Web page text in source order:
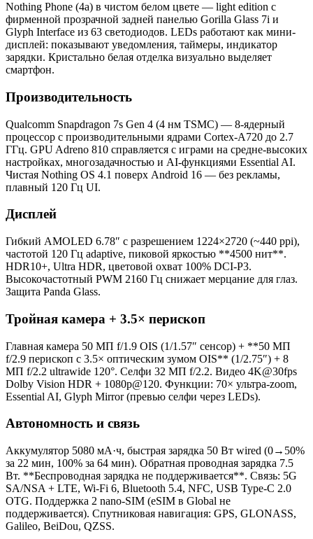
Nothing Phone (4a) в чистом белом цвете — light edition с
фирменной прозрачной задней панелью Gorilla Glass 7i и
Glyph Interface из 63 светодиодов. LEDs работают как мини-
дисплей: показывают уведомления, таймеры, индикатор
зарядки. Кристально белая отделка визуально выделяет
смартфон.
Производительность
Qualcomm Snapdragon 7s Gen 4 (4 нм TSMC) — 8-ядерный
процессор с производительными ядрами Cortex-A720 до 2.7
ГГц. GPU Adreno 810 справляется с играми на средне-высоких
настройках, многозадачностью и AI-функциями Essential AI.
Чистая Nothing OS 4.1 поверх Android 16 — без рекламы,
плавный 120 Гц UI.
Дисплей
Гибкий AMOLED 6.78″ с разрешением 1224×2720 (~440 ppi),
частотой 120 Гц adaptive, пиковой яркостью **4500 нит**.
HDR10+, Ultra HDR, цветовой охват 100% DCI-P3.
Высокочастотный PWM 2160 Гц снижает мерцание для глаз.
Защита Panda Glass.
Тройная камера + 3.5× периcкоп
Главная камера 50 МП f/1.9 OIS (1/1.57″ сенсор) + **50 МП
f/2.9 периcкоп с 3.5× оптическим зумом OIS** (1/2.75″) + 8
МП f/2.2 ultrawide 120°. Селфи 32 МП f/2.2. Видео 4K@30fps
Dolby Vision HDR + 1080p@120. Функции: 70× ультра-zoom,
Essential AI, Glyph Mirror (превью селфи через LEDs).
Автономность и связь
Аккумулятор 5080 мА·ч, быстрая зарядка 50 Вт wired (0→50%
за 22 мин, 100% за 64 мин). Обратная проводная зарядка 7.5
Вт. **Беспроводная зарядка не поддерживается**. Связь: 5G
SA/NSA + LTE, Wi-Fi 6, Bluetooth 5.4, NFC, USB Type-C 2.0
OTG. Поддержка 2 nano-SIM (eSIM в Global не
поддерживается). Спутниковая навигация: GPS, GLONASS,
Galileo, BeiDou, QZSS.